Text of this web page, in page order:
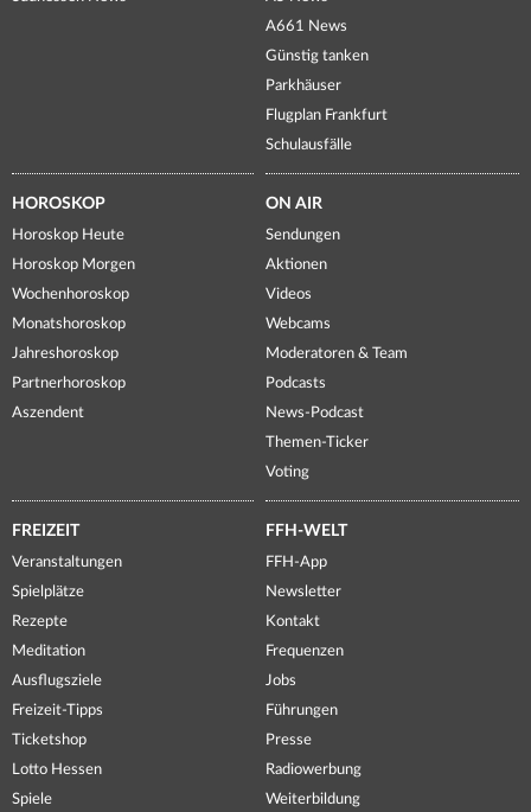
A661 News
Günstig tanken
Parkhäuser
Flugplan Frankfurt
Schulausfälle
HOROSKOP
Horoskop Heute
Horoskop Morgen
Wochenhoroskop
Monatshoroskop
Jahreshoroskop
Partnerhoroskop
Aszendent
ON AIR
Sendungen
Aktionen
Videos
Webcams
Moderatoren & Team
Podcasts
News-Podcast
Themen-Ticker
Voting
FREIZEIT
Veranstaltungen
Spielplätze
Rezepte
Meditation
Ausflugsziele
Freizeit-Tipps
Ticketshop
Lotto Hessen
Spiele
FFH-WELT
FFH-App
Newsletter
Kontakt
Frequenzen
Jobs
Führungen
Presse
Radiowerbung
Weiterbildung